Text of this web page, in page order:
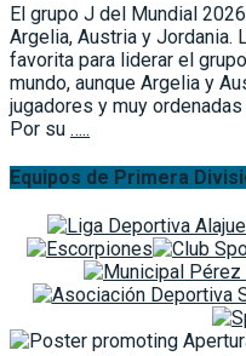
El grupo J del Mundial
Argelia, Austria y Jordania.
favorita para liderar el
mundo, aunque Argelia y
jugadores y muy
Por su …..
Equipos de Primera